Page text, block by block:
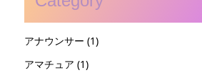
アナウンサー (1)
アマチュア (1)